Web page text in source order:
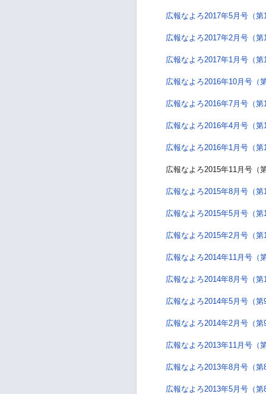
広報なよろ2017年5月号（第
広報なよろ2017年2月号（第
広報なよろ2017年1月号（第
広報なよろ2016年10月号（
広報なよろ2016年7月号（第
広報なよろ2016年4月号（第
広報なよろ2016年1月号（第
広報なよろ2015年11月号（
広報なよろ2015年8月号（第
広報なよろ2015年5月号（第
広報なよろ2015年2月号（第
広報なよろ2014年11月号（
広報なよろ2014年8月号（第
広報なよろ2014年5月号（第
広報なよろ2014年2月号（第
広報なよろ2013年11月号（
広報なよろ2013年8月号（第
広報なよろ2013年5月号（第